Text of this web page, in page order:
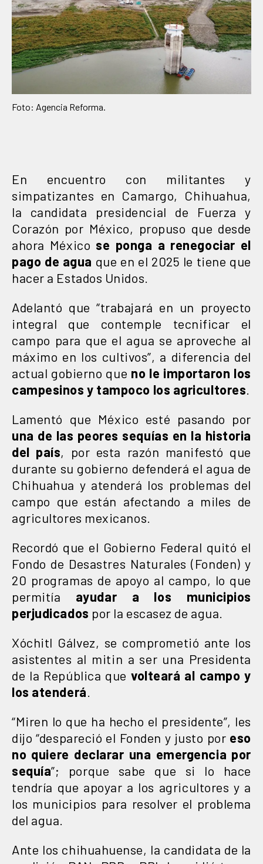
Foto: Agencia Reforma.
En encuentro con militantes y
simpatizantes en Camargo, Chihuahua,
la candidata presidencial de Fuerza y
Corazón por México, propuso que desde
ahora México se ponga a renegociar el
pago de agua que en el 2025 le tiene que
hacer a Estados Unidos.
Adelantó que “trabajará en un proyecto
integral que contemple tecnificar el
campo para que el agua se aproveche al
máximo en los cultivos”, a diferencia del
actual gobierno que no le importaron los
campesinos y tampoco los agricultores
Lamentó que México esté pasando por
una de las peores sequías en la historia
del país, por esta razón manifestó que
durante su gobierno defenderá el agua de
Chihuahua y atenderá los problemas del
campo que están afectando a miles de
agricultores mexicanos.
Recordó que el Gobierno Federal quitó el
Fondo de Desastres Naturales (Fonden) y
20 programas de apoyo al campo, lo que
permitía ayudar a los municipios
perjudicados por la escasez de agua.
Xóchitl Gálvez, se comprometió ante los
asistentes al mitin a ser una Presidenta
de la República que volteará al campo y
los atenderá
“Miren lo que ha hecho el presidente”, les
dijo “despareció el Fonden y justo por eso
no quiere declarar una emergencia por
sequía”; porque sabe que si lo hace
tendría que apoyar a los agricultores y a
los municipios para resolver el problema
del agua.
Ante los chihuahuense, la candidata de la